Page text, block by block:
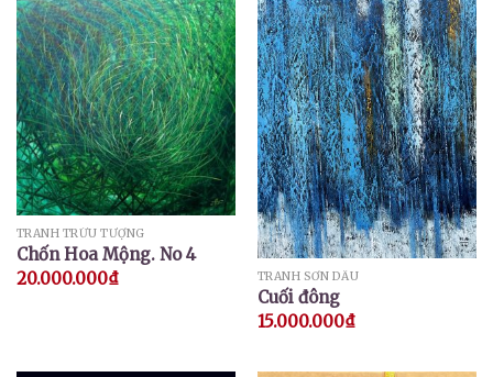
TRANH TRỪU TƯỢNG
Chốn Hoa Mộng. No 4
20.000.000₫ TRANH SƠN DẦU
Cuối đông
15.000.000₫